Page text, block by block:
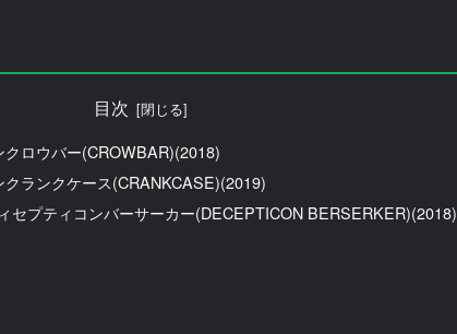
目次
ロウバー(CROWBAR)(2018)
ランクケース(CRANKCASE)(2019)
セプティコンバーサーカー(DECEPTICON BERSERKER)(2018)